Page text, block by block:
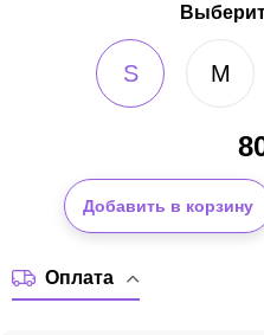
S M
Добавить в корзину
Оплата